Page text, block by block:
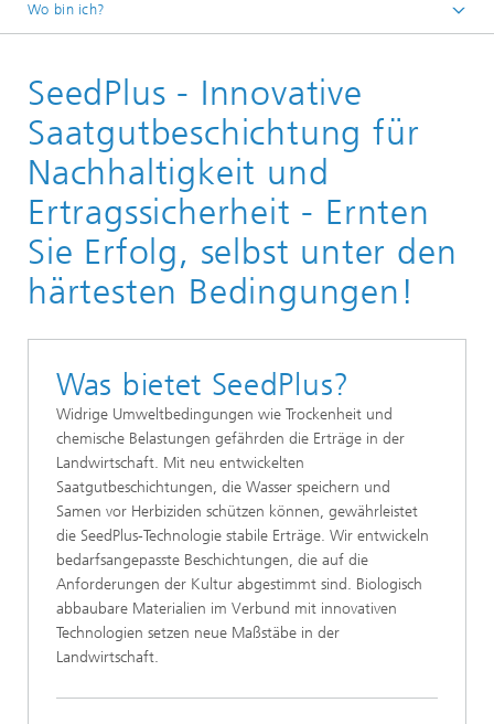
Wo bin ich?
Trendthemen
SeedPlus - Innovative
Saatgutbeschichtung für
Nachhaltigkeit und
Ertragssicherheit - Ernten
Sie Erfolg, selbst unter den
härtesten Bedingungen!
Was bietet SeedPlus?
Widrige Umweltbedingungen wie Trockenheit und
chemische Belastungen gefährden die Erträge in der
Landwirtschaft. Mit neu entwickelten
Saatgutbeschichtungen, die Wasser speichern und
Samen vor Herbiziden schützen können, gewährleistet
die SeedPlus-Technologie stabile Erträge. Wir entwickeln
bedarfsangepasste Beschichtungen, die auf die
Anforderungen der Kultur abgestimmt sind. Biologisch
abbaubare Materialien im Verbund mit innovativen
Technologien setzen neue Maßstäbe in der
Landwirtschaft.